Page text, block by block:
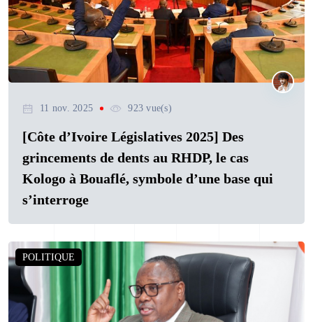
11 nov. 2025 923 vue(s)
[Côte d’Ivoire Législatives 2025] Des
grincements de dents au RHDP, le cas
Kologo à Bouaflé, symbole d’une base qui
s’interroge
POLITIQUE